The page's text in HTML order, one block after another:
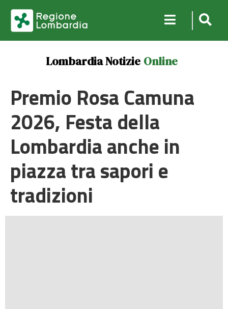
Lombardia Notizie Online
Premio Rosa Camuna
2026, Festa della
Lombardia anche in
piazza tra sapori e
tradizioni